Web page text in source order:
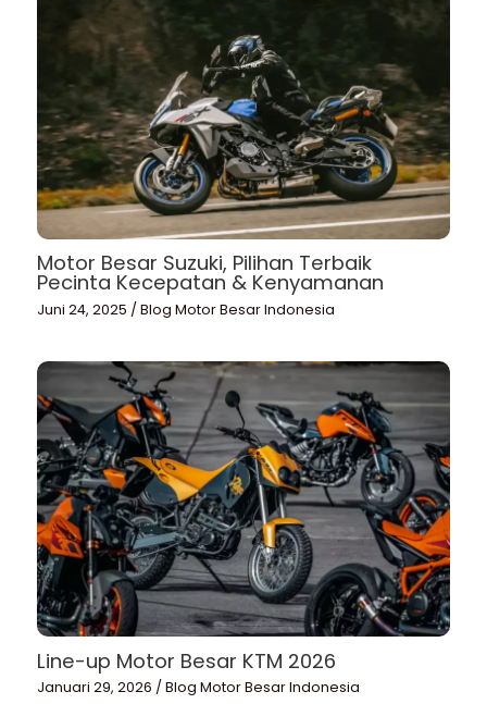
Motor Besar Suzuki, Pilihan Terbaik
Pecinta Kecepatan & Kenyamanan
Juni 24, 2025 /Blog Motor Besar Indonesia
Line-up Motor Besar KTM 2026
Januari 29, 2026 /Blog Motor Besar Indonesia